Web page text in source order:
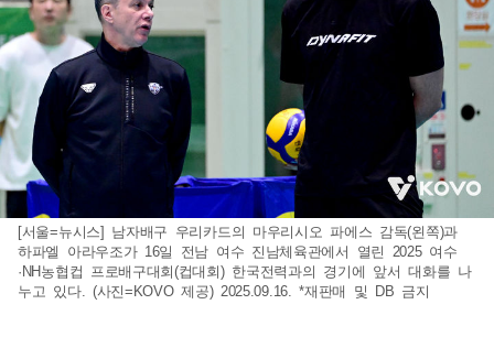
[서울=뉴시스] 남자배구 우리카드의 마우리시오 파에스 감독(왼쪽)과
하파엘 아라우조가 16일 전남 여수 진남체육관에서 열린 2025 여수
·NH농협컵 프로배구대회(컵대회) 한국전력과의 경기에 앞서 대화를 나
누고 있다. (사진=KOVO 제공) 2025.09.16. *재판매 및 DB 금지